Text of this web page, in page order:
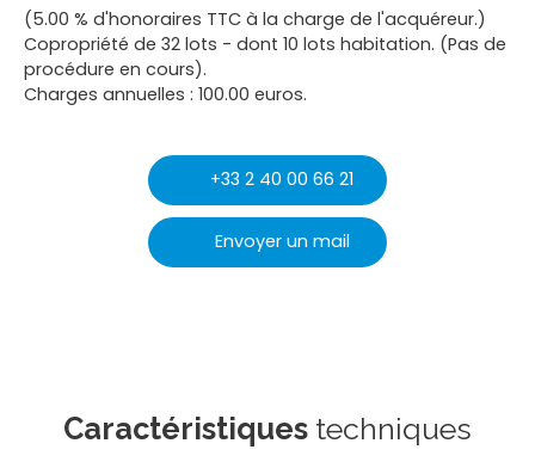
(5.00 % d'honoraires TTC à la charge de l'acquéreur.)
Copropriété de 32 lots - dont 10 lots habitation. (Pas de
procédure en cours).
Charges annuelles : 100.00 euros.
+33 2 40 00 66 21
Envoyer un mail
Caractéristiques techniques